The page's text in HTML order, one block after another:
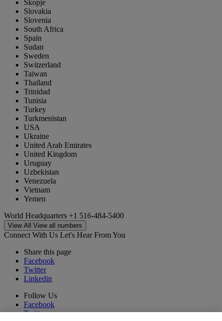
Skopje
Slovakia
Slovenia
South Africa
Spain
Sudan
Sweden
Switzerland
Taiwan
Thailand
Trinidad
Tunisia
Turkey
Turkmenistan
USA
Ukraine
United Arab Emirates
United Kingdom
Uruguay
Uzbekistan
Venezuela
Vietnam
Yemen
World Headquarters +1 516-484-5400
View All View all numbers
Connect With Us Let's Hear From You
Share this page
Facebook
Twitter
Linkedin
Follow Us
Facebook
Twitter